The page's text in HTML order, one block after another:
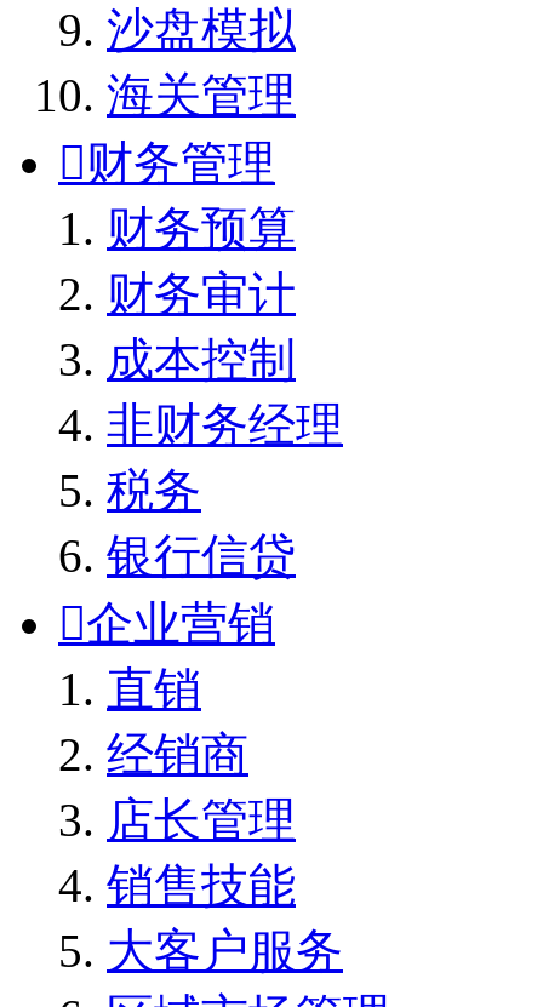
沙盘模拟
海关管理
财务管理
财务预算
财务审计
成本控制
非财务经理
税务
银行信贷
企业营销
直销
经销商
店长管理
销售技能
大客户服务